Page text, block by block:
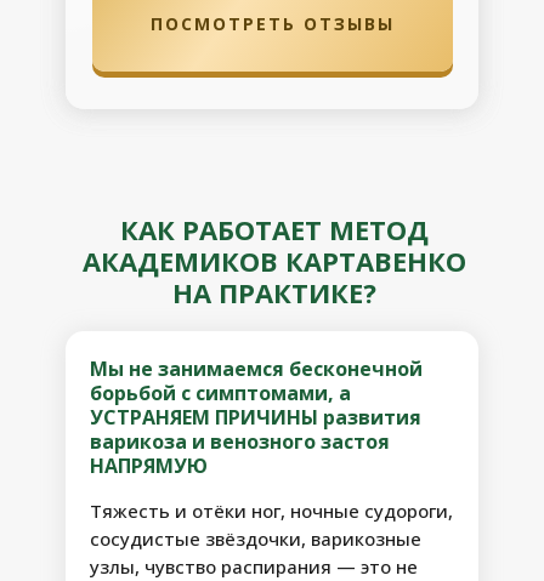
ПОСМОТРЕТЬ ОТЗЫВЫ
КАК РАБОТАЕТ МЕТОД
АКАДЕМИКОВ КАРТАВЕНКО
НА ПРАКТИКЕ?
Мы не занимаемся бесконечной
борьбой с симптомами, а
УСТРАНЯЕМ ПРИЧИНЫ развития
варикоза и венозного застоя
НАПРЯМУЮ
Тяжесть и отёки ног, ночные судороги,
сосудистые звёздочки, варикозные
узлы, чувство распирания — это не